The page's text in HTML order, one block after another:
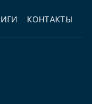
важны
КОНТАКТЫ